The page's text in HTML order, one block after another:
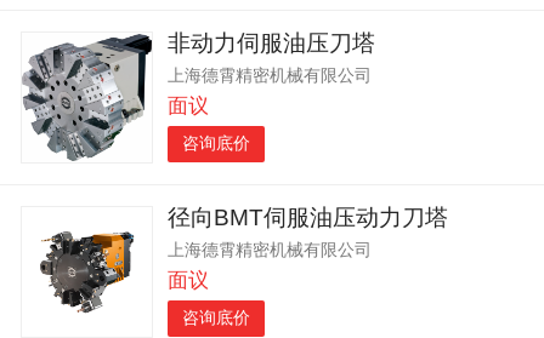
非动力伺服油压刀塔
上海德霄精密机械有限公司
面议
咨询底价
径向BMT伺服油压动力刀塔
上海德霄精密机械有限公司
面议
咨询底价